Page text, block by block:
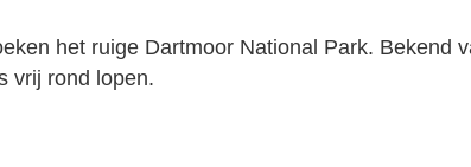
het ruige Dartmoor National Park. Bekend
vrij rond lopen.